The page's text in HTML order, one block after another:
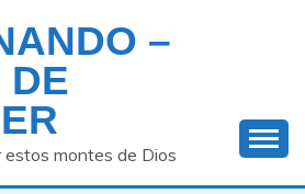
–
DE
estos montes de Dios